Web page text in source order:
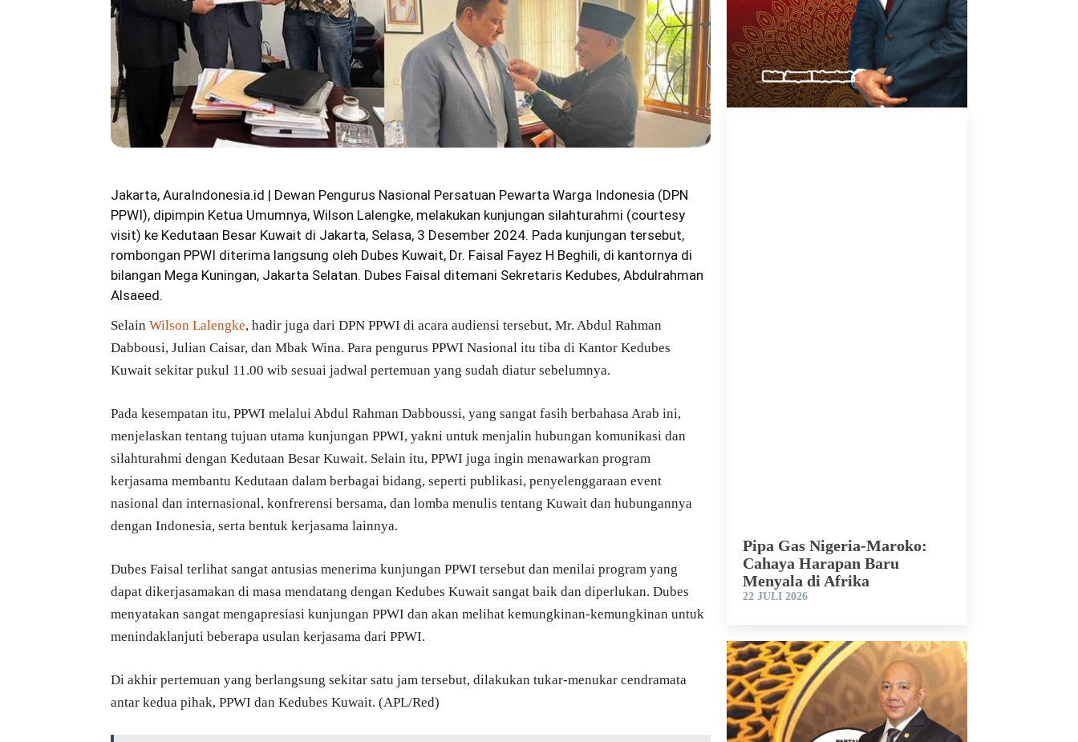
Jakarta, AuraIndonesia.id | Dewan Pengurus Nasional Persatuan Pewarta Warga Indonesia (DPN
PPWI), dipimpin Ketua Umumnya, Wilson Lalengke, melakukan kunjungan silahturahmi (courtesy
visit) ke Kedutaan Besar Kuwait di Jakarta, Selasa, 3 Desember 2024. Pada kunjungan tersebut,
rombongan PPWI diterima langsung oleh Dubes Kuwait, Dr. Faisal Fayez H Beghili, di kantornya di
bilangan Mega Kuningan, Jakarta Selatan. Dubes Faisal ditemani Sekretaris Kedubes, Abdulrahman
Alsaeed.
Selain Wilson Lalengke, hadir juga dari DPN PPWI di acara audiensi tersebut, Mr. Abdul Rahman
Dabbousi, Julian Caisar, dan Mbak Wina. Para pengurus PPWI Nasional itu tiba di Kantor Kedubes
Kuwait sekitar pukul 11.00 wib sesuai jadwal pertemuan yang sudah diatur sebelumnya.
Pada kesempatan itu, PPWI melalui Abdul Rahman Dabboussi, yang sangat fasih berbahasa Arab ini,
menjelaskan tentang tujuan utama kunjungan PPWI, yakni untuk menjalin hubungan komunikasi dan
silahturahmi dengan Kedutaan Besar Kuwait. Selain itu, PPWI juga ingin menawarkan program
kerjasama membantu Kedutaan dalam berbagai bidang, seperti publikasi, penyelenggaraan event
nasional dan internasional, konfrerensi bersama, dan lomba menulis tentang Kuwait dan hubungannya
dengan Indonesia, serta bentuk kerjasama lainnya.
Dubes Faisal terlihat sangat antusias menerima kunjungan PPWI tersebut dan menilai program yang
dapat dikerjasamakan di masa mendatang dengan Kedubes Kuwait sangat baik dan diperlukan. Dubes
menyatakan sangat mengapresiasi kunjungan PPWI dan akan melihat kemungkinan-kemungkinan untuk
menindaklanjuti beberapa usulan kerjasama dari PPWI.
Di akhir pertemuan yang berlangsung sekitar satu jam tersebut, dilakukan tukar-menukar cendramata
antar kedua pihak, PPWI dan Kedubes Kuwait. (APL/Red)
Pipa Gas Nigeria-Maroko:
Cahaya Harapan Baru
Menyala di Afrika
22 JULI 2026